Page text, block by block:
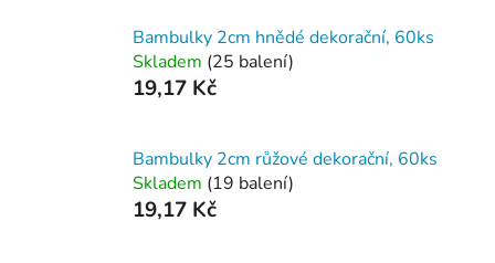
Bambulky 2cm hnědé dekorační, 60ks
Skladem (25 balení)
19,17 Kč
Bambulky 2cm růžové dekorační, 60ks
Skladem (19 balení)
19,17 Kč